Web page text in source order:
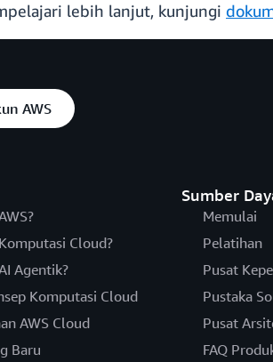
lebih lanjut, kunjungi
AWS
Cloud?
Agentik?
Komputasi Cloud
AWS Cloud
Baru
Sumber
Memulai
Pelatihan
Pusat
Pustaka
Pusat
FAQ